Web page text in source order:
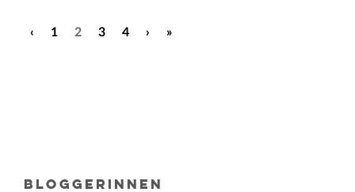
‹ 1 2 3 4 › »
BLOGGERINNEN